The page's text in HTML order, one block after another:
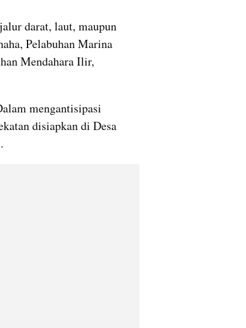
darat, laut, maupun
Pelabuhan Marina
Mendahara Ilir,
mengantisipasi
disiapkan di Desa